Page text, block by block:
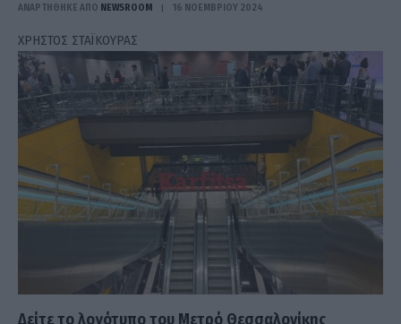
ΑΝΑΡΤΗΘΗΚΕ ΑΠΟ NEWSROOM 16 ΝΟΕΜΒΡΊΟΥ 2024
ΧΡΗΣΤΟΣ ΣΤΑΪΚΟΥΡΑΣ
Δείτε το λογότυπο του Μετρό Θεσσαλονίκης